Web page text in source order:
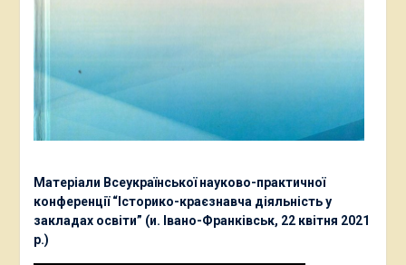
Матеріали Всеукраїнської науково-практичної
конференції “Історико-краєзнавча діяльність у
закладах освіти” (и. Івано-Франківськ, 22 квітня 2021
р.)